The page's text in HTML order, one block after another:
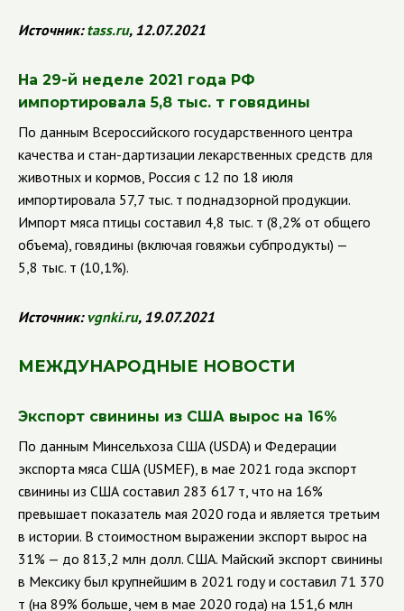
Источник:tass.ru, 12.07.2021
На 29-й неделе 2021 года РФ
импортировала 5,8 тыс. т говядины
По данным Всероссийского государственного центра
качества и стан-дартизации лекарственных средств для
животных и кормов, Россия с 12 по 18 июля
импортировала 57,7 тыс. т поднадзорной продукции.
Импорт мяса птицы составил 4,8 тыс. т (8,2% от общего
объема), говядины (включая говяжьи субпродукты) —
5,8 тыс. т (10,1%).
Источник:vgnki.ru, 19.07.2021
МЕЖДУНАРОДНЫЕ НОВОСТИ
Экспорт свинины из США вырос на 16%
По данным Минсельхоза США (USDA) и Федерации
экспорта мяса США (USMEF), в мае 2021 года экспорт
свинины из США составил 283 617 т, что на 16%
превышает показатель мая 2020 года и является третьим
в истории. В стоимостном выражении экспорт вырос на
31% — до 813,2 млн долл. США. Майский экспорт свинины
в Мексику был крупнейшим в 2021 году и составил 71 370
т (на 89% больше, чем в мае 2020 года) на 151,6 млн